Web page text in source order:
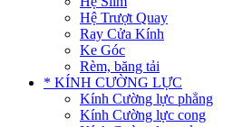
Hệ Trượt Quay
Ray Cửa Kính
Ke Góc
Rèm, băng tải
* KÍNH CƯỜNG LỰC
Kính Cường lực phẳng
Kính Cường lực cong